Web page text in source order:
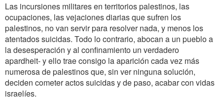
Las incursiones militares en territorios palestinos, las
ocupaciones, las vejaciones diarias que sufren los
palestinos, no van servir para resolver nada, y menos los
atentados suicidas. Todo lo contrario, abocan a un pueblo a
la desesperación y al confinamiento un verdadero
apardheit- y ello trae consigo la aparición cada vez más
numerosa de palestinos que, sin ver ninguna solución,
deciden cometer actos suicidas y de paso, acabar con vidas
israelíes.